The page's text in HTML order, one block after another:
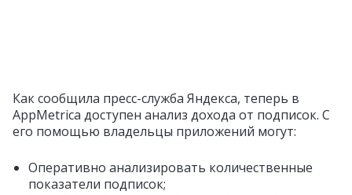
Как сообщила пресс-служба Яндекса, теперь в
AppMetrica доступен анализ дохода от подписок. С
его помощью владельцы приложений могут:
Оперативно анализировать количественные
показатели подписок;